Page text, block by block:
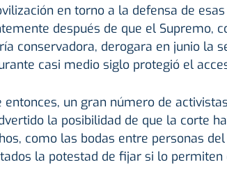
en torno a la defensa de
después de que el Supremo,
conservadora, derogara en junio la
casi medio siglo protegió el
entonces, un gran número de
la posibilidad de que la corte
como las bodas entre personas
la potestad de fijar si lo permiten